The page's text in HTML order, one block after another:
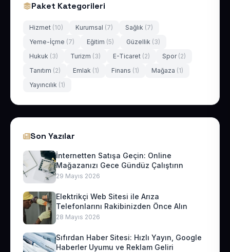
Paket Kategorileri
Hizmet (10) Kurumsal (7) Sağlık (7)
Yeme-İçme (7) Eğitim (5) Güzellik (3)
Hukuk (3) Turizm (3) E-Ticaret (2) Spor (2)
Tanıtım (2) Emlak (1) Finans (1) Mağaza (1)
Yayıncılık (1)
Son Yazılar
İnternetten Satışa Geçin: Online
Mağazanızı Gece Gündüz Çalıştırın
29 Mayıs 2026
Elektrikçi Web Sitesi ile Arıza
Telefonlarını Rakibinizden Önce Alın
28 Mayıs 2026
Sıfırdan Haber Sitesi: Hızlı Yayın, Google
Haberler Uyumu ve Reklam Geliri